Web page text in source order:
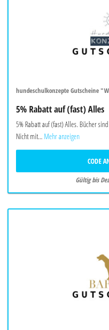
hundeschulkonzepte Gutscheine
5% Rabatt auf (fast) Alles
5% Rabatt auf (fast) Alles. Bücher
Nicht mit... Mehr anzeigen
CODE
Gültig bis